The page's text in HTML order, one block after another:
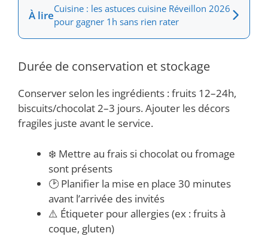
À lireCuisine : les astuces cuisine Réveillon 2026
pour gagner 1h sans rien rater
Durée de conservation et stockage
Conserver selon les ingrédients : fruits 12–24h,
biscuits/chocolat 2–3 jours. Ajouter les décors
fragiles juste avant le service.
❄️ Mettre au frais si chocolat ou fromage
sont présents
🕑 Planifier la mise en place 30 minutes
avant l’arrivée des invités
⚠️ Étiqueter pour allergies (ex : fruits à
coque, gluten)